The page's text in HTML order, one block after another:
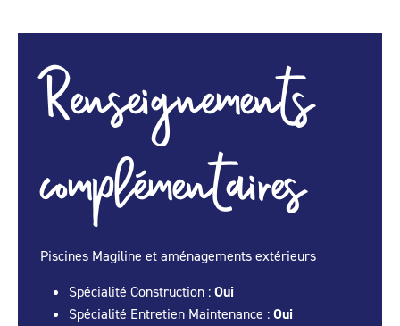
Renseignements
complémentaires
Piscines Magiline et aménagements extérieurs
Spécialité Construction : Oui
Spécialité Entretien Maintenance : Oui